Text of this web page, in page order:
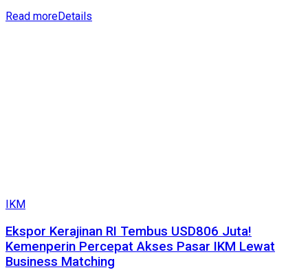
Read moreDetails
IKM
Ekspor Kerajinan RI Tembus USD806 Juta!
Kemenperin Percepat Akses Pasar IKM Lewat
Business Matching